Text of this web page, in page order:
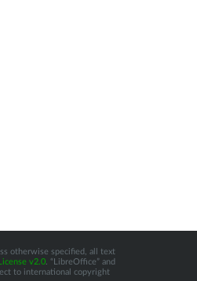
otherwise specified, all text
v2.0. “LibreOffice” and
to international copyright